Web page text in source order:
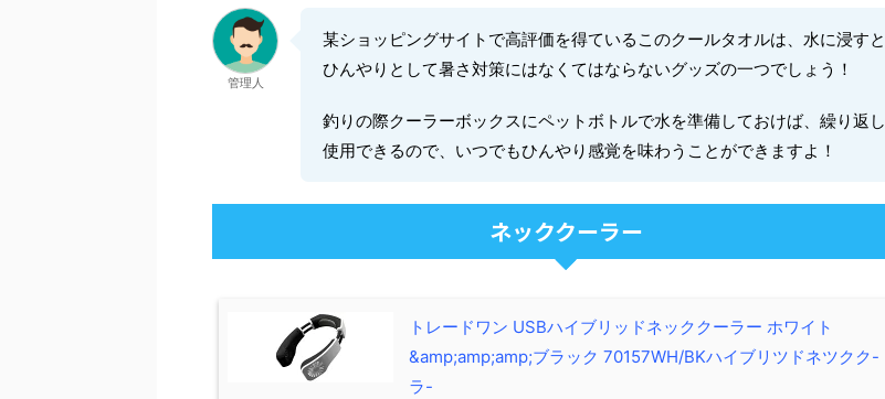
管理人
某ショッピングサイトで高評価を得ているこのクールタオルは、水に浸すと
ひんやりとして暑さ対策にはなくてはならないグッズの一つでしょう！
釣りの際クーラーボックスにペットボトルで水を準備しておけば、繰り返し
使用できるので、いつでもひんやり感覚を味わうことができますよ！
ネッククーラー
トレードワン USBハイブリッドネッククーラー ホワイト
&amp;amp;amp;ブラック 70157WH/BKハイブリツドネツクク-
ラ-